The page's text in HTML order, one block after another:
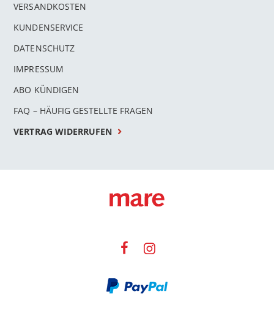
VERSANDKOSTEN
KUNDENSERVICE
DATENSCHUTZ
IMPRESSUM
ABO KÜNDIGEN
FAQ – HÄUFIG GESTELLTE FRAGEN
VERTRAG WIDERRUFEN